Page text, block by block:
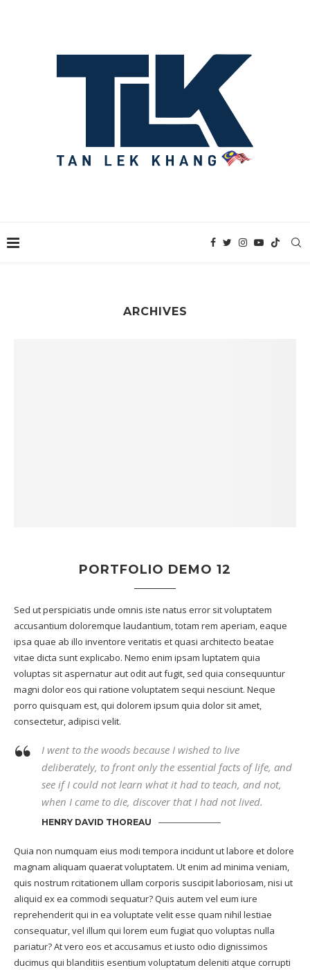
ARCHIVES
PORTFOLIO DEMO 12
Sed ut perspiciatis unde omnis iste natus error sit voluptatem
accusantium doloremque laudantium, totam rem aperiam, eaque
ipsa quae ab illo inventore veritatis et quasi architecto beatae
vitae dicta sunt explicabo. Nemo enim ipsam luptatem quia
voluptas sit aspernatur aut odit aut fugit, sed quia consequuntur
magni dolor eos qui ratione voluptatem sequi nesciunt. Neque
porro quisquam est, qui dolorem ipsum quia dolor sit amet,
consectetur, adipisci velit.
I went to the woods because I wished to live
deliberately, to front only the essential facts of life, and
see if I could not learn what it had to teach, and not,
when I came to die, discover that I had not lived.
HENRY DAVID THOREAU
Quia non numquam eius modi tempora incidunt ut labore et dolore
magnam aliquam quaerat voluptatem. Ut enim ad minima veniam,
quis nostrum rcitationem ullam corporis suscipit laboriosam, nisi ut
aliquid ex ea commodi sequatur? Quis autem vel eum iure
reprehenderit qui in ea voluptate velit esse quam nihil lestiae
consequatur, vel illum qui lorem eum fugiat quo voluptas nulla
pariatur? At vero eos et accusamus et iusto odio dignissimos
ducimus qui blanditiis esentium voluptatum deleniti atque corrupti